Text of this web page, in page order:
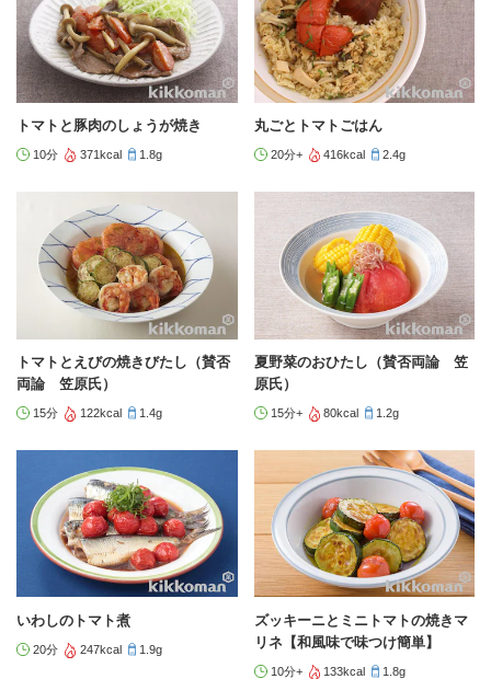
トマトと豚肉のしょうが焼き
10分 371kcal 1.8g
丸ごとトマトごはん
20分+ 416kcal 2.4g
トマトとえびの焼きびたし（賛否
両論 笠原氏）
15分 122kcal 1.4g
夏野菜のおひたし（賛否両論 笠
原氏）
15分+ 80kcal 1.2g
いわしのトマト煮
20分 247kcal 1.9g
ズッキーニとミニトマトの焼きマ
リネ【和風味で味つけ簡単】
10分+ 133kcal 1.8g